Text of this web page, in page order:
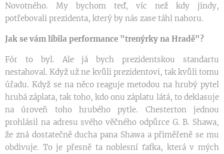
Novotného. My bychom teď, víc než kdy jindy,
potřebovali prezidenta, který by nás zase táhl nahoru.
Jak se vám líbila performance "trenýrky na Hradě"?
Fór to byl. Ale já bych prezidentskou standartu
nestahoval. Když už ne kvůli prezidentovi, tak kvůli tomu
úřadu. Když se na něco reaguje metodou na hrubý pytel
hrubá záplata, tak toho, kdo onu záplatu látá, to deklasuje
na úroveň toho hrubého pytle. Chesterton jednou
prohlásil na adresu svého věčného odpůrce G. B. Shawa,
že zná dostatečně ducha pana Shawa a přiměřeně se mu
obdivuje. To je přesně ta noblesní ťafka, která v mých